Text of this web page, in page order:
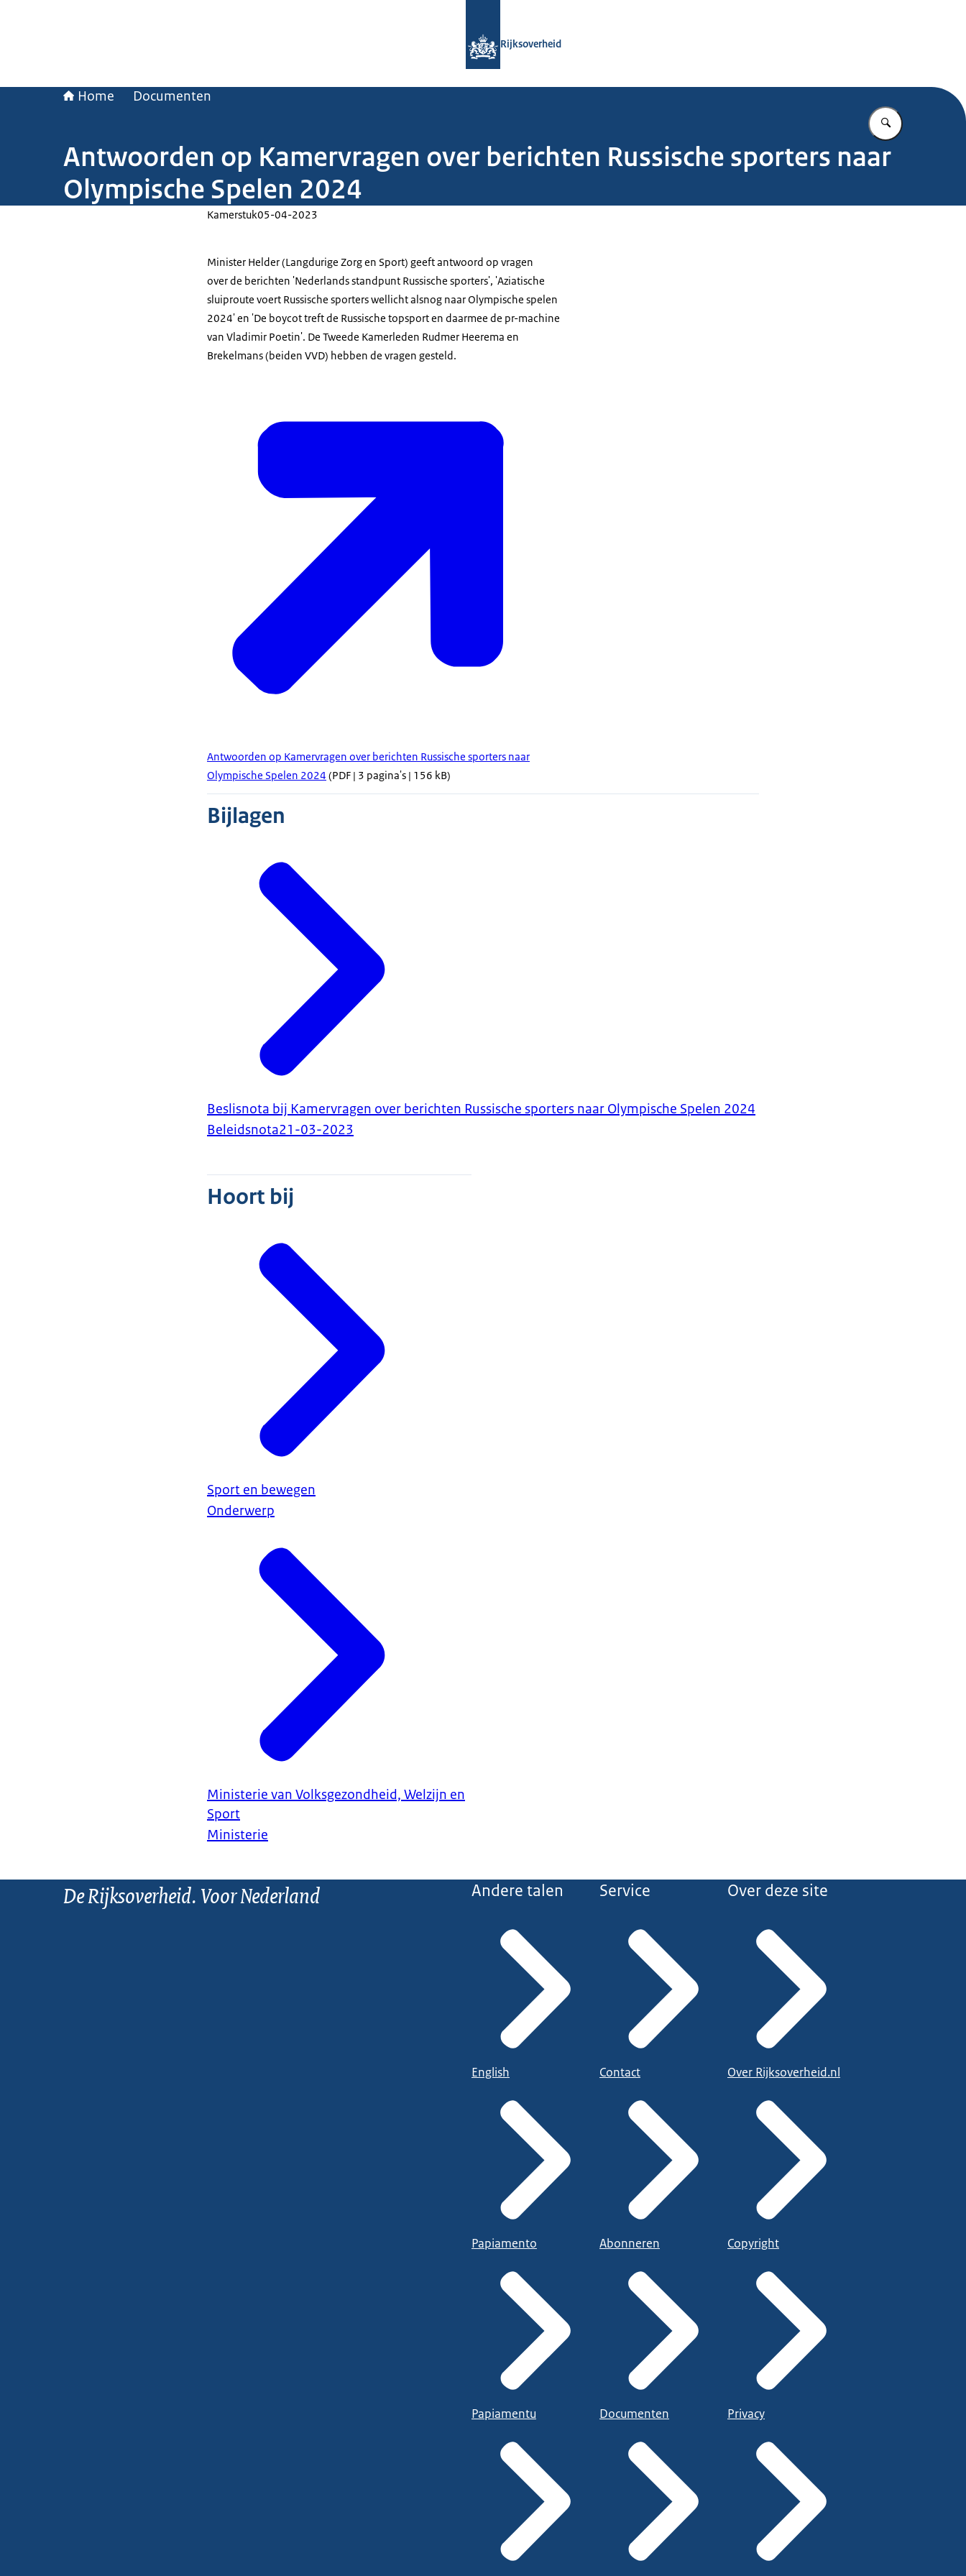
Rijksoverheid
Home Documenten
Vul in wat u
Antwoorden op Kamervragen over berichten Russische sporters naar
Olympische Spelen 2024
Kamerstuk05-04-2023
Minister Helder (Langdurige Zorg en Sport) geeft antwoord op vragen
over de berichten 'Nederlands standpunt Russische sporters', 'Aziatische
sluiproute voert Russische sporters wellicht alsnog naar Olympische spelen
2024' en 'De boycot treft de Russische topsport en daarmee de pr-machine
van Vladimir Poetin'. De Tweede Kamerleden Rudmer Heerema en
Brekelmans (beiden VVD) hebben de vragen gesteld.
Antwoorden op Kamervragen over berichten Russische sporters naar
Olympische Spelen 2024 (PDF | 3 pagina's | 156 kB)
Bijlagen
Beslisnota bij Kamervragen over berichten Russische sporters naar Olympische Spelen 2024
Beleidsnota21-03-2023
Hoort bij
Sport en bewegen
Onderwerp
Ministerie van Volksgezondheid, Welzijn en
Sport
Ministerie
De Rijksoverheid. Voor Nederland Andere talen
English
Papiamento
Papiamentu
Service
Contact
Abonneren
Documenten
Over deze site
Over Rijksoverheid.nl
Copyright
Privacy